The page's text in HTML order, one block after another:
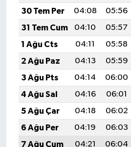
30 Tem Per
04:08 05:56
31 Tem Cum
04:10 05:57
1 Ağu Cts
04:11 05:58
2 Ağu Paz
04:13 05:59
3 Ağu Pts
04:14 06:00
4 Ağu Sal
04:16 06:01
5 Ağu Çar
04:18 06:02
6 Ağu Per
04:19 06:03
7 Ağu Cum
04:21 06:04